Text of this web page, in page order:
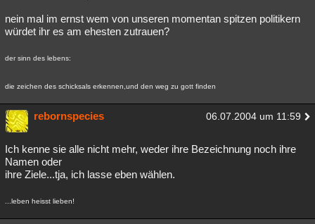
nein mal im ernst wem von unseren momentan spitzen politikern
würdet ihr es am ehesten zutrauen?
der sinn des lebens:
die zeichen des schicksals erkennen,und den weg zu gott finden
rebornspecies 06.07.2004 um 11:59
Ich kenne sie alle nicht mehr, weder ihre Bezeichnung noch ihre
Namen oder
ihre Ziele...tja, ich lasse eben wählen.
...leben heisst lieben!